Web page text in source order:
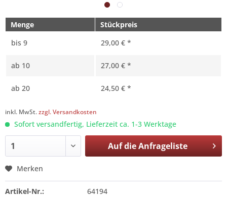
Menge
Stückpreis
bis 9 29,00 € *
ab 10 27,00 € *
ab 20 24,50 € *
inkl. MwSt.zzgl. Versandkosten
Sofort versandfertig, Lieferzeit ca. 1-3 Werktage
Auf dieAnfrageliste
Merken
Artikel-Nr.: 64194